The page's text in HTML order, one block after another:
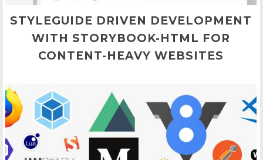
STYLEGUIDE DRIVEN DEVELOPMENT
WITH STORYBOOK-HTML FOR
CONTENT-HEAVY WEBSITES